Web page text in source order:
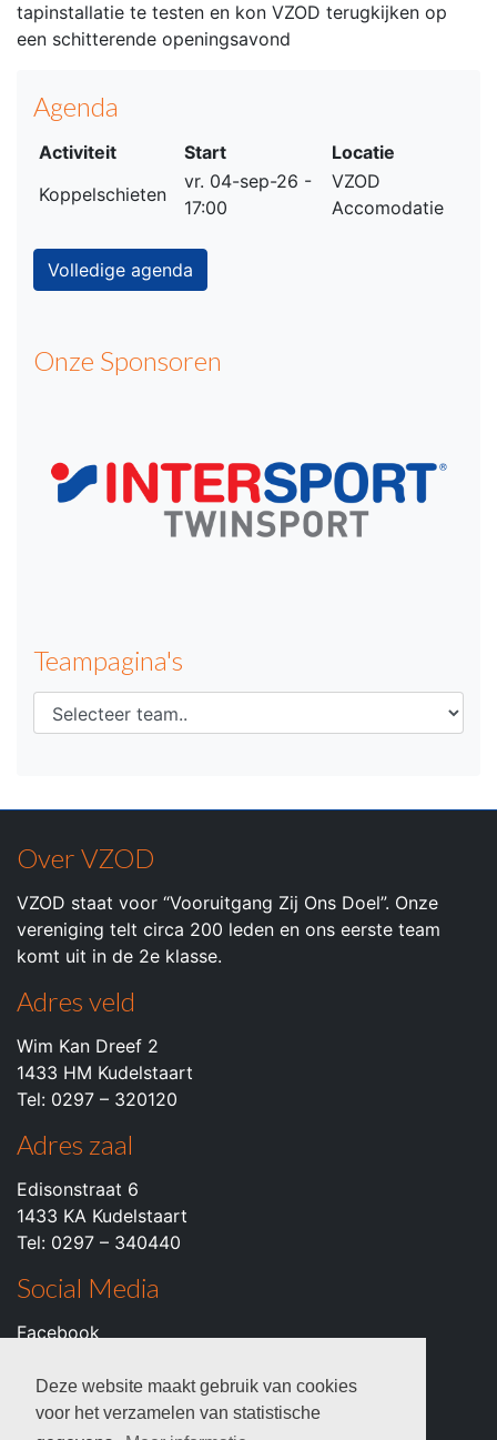
Deze website maakt gebruik van cookies
voor het verzamelen van statistische
tapinstallatie te testen en kon VZOD terugkijken op
een schitterende openingsavond
Agenda
Activiteit Start
Locatie
Koppelschieten
vr. 04-sep-26 -
17:00
VZOD
Accomodatie
Volledige agenda
Onze Sponsoren
Teampagina's
Over VZOD
VZOD staat voor “Vooruitgang Zij Ons Doel”. Onze
vereniging telt circa 200 leden en ons eerste team
komt uit in de 2e klasse.
Adres veld
Wim Kan Dreef 2
1433 HM Kudelstaart
Tel: 0297 – 320120
Adres zaal
Edisonstraat 6
1433 KA Kudelstaart
Tel: 0297 – 340440
Social Media
Facebook
Youtube